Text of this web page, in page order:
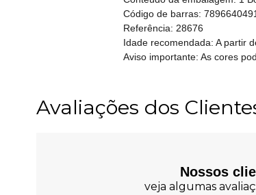
Código de barras:
Referência: 28676
Idade recomendada: A partir
Aviso importante: As cores
Avaliações dos
Nossos
veja algumas